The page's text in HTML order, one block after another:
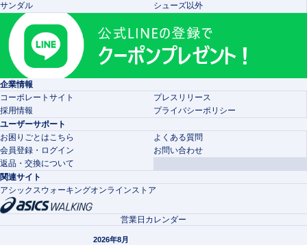
サンダル
シューズ以外
企業情報
コーポレートサイト
プレスリリース
採用情報
プライバシーポリシー
ユーザーサポート
お困りごとはこちら
よくある質問
会員登録・ログイン
お問い合わせ
返品・交換について
関連サイト
アシックスウォーキングオンラインストア
営業日カレンダー
2026年8月